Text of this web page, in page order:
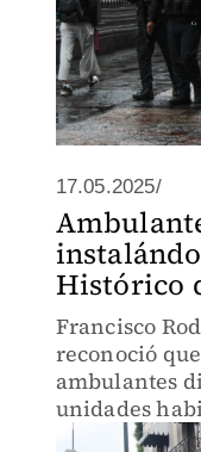
17.05.2025/
Histórico
Francisco
reconoció
ambulantes
unidades
auxiliares.